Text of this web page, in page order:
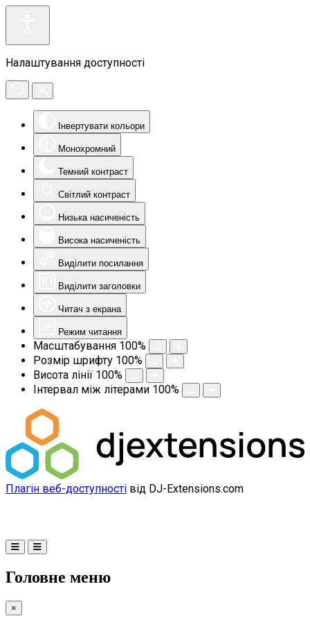
Налаштування доступності
Інвертувати кольори
Монохромний
Темний контраст
Світлий контраст
Низька насиченість
Висока насиченість
Виділити посилання
Виділити заголовки
Читач з екрана
Режим читання
Масштабування 100%
Розмір шрифту 100%
Висота лінії 100%
Інтервал між літерами 100%
Плагін веб-доступності від DJ-Extensions.com
Головне меню
×